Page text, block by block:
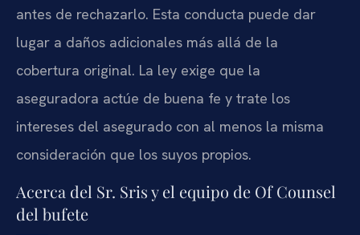
antes de rechazarlo. Esta conducta puede dar
lugar a daños adicionales más allá de la
cobertura original. La ley exige que la
aseguradora actúe de buena fe y trate los
intereses del asegurado con al menos la misma
consideración que los suyos propios.
Acerca del Sr. Sris y el equipo de Of Counsel
del bufete